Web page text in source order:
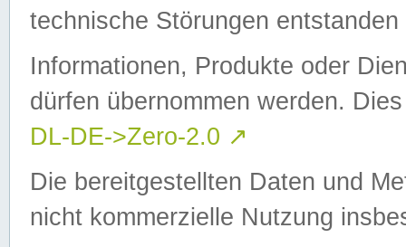
technische Störungen
Informationen, Produkte oder
dürfen übernommen werden.
DL-DE->Zero-2.0 ↗
Die bereitgestellten Daten und
nicht kommerzielle Nutzung